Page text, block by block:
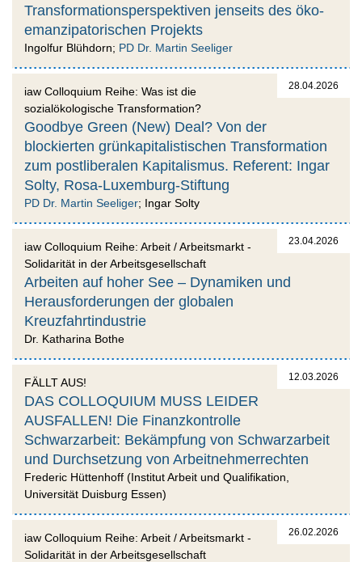
Transformationsperspektiven jenseits des öko-
emanzipatorischen Projekts
Ingolfur Blühdorn; PD Dr. Martin Seeliger
28.04.2026
iaw Colloquium Reihe: Was ist die
sozialökologische Transformation?
Goodbye Green (New) Deal? Von der
blockierten grünkapitalistischen Transformation
zum postliberalen Kapitalismus. Referent: Ingar
Solty, Rosa-Luxemburg-Stiftung
PD Dr. Martin Seeliger; Ingar Solty
23.04.2026
iaw Colloquium Reihe: Arbeit / Arbeitsmarkt -
Solidarität in der Arbeitsgesellschaft
Arbeiten auf hoher See – Dynamiken und
Herausforderungen der globalen
Kreuzfahrtindustrie
Dr. Katharina Bothe
12.03.2026
FÄLLT AUS!
DAS COLLOQUIUM MUSS LEIDER
AUSFALLEN! Die Finanzkontrolle
Schwarzarbeit: Bekämpfung von Schwarzarbeit
und Durchsetzung von Arbeitnehmerrechten
Frederic Hüttenhoff (Institut Arbeit und Qualifikation,
Universität Duisburg Essen)
26.02.2026
iaw Colloquium Reihe: Arbeit / Arbeitsmarkt -
Solidarität in der Arbeitsgesellschaft